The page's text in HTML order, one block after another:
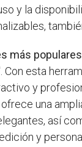
y la
más populares
Con esta
y
una
así
edición y